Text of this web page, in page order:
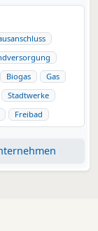
Biogas
Gas
Stadtwerke
Freibad